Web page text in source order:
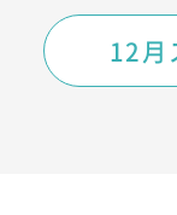
12月